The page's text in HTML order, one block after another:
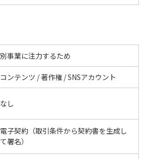
別事業に注力するため
コンテンツ / 著作権 / SNSアカウント
なし
電子契約（取引条件から契約書を生成し
て署名）